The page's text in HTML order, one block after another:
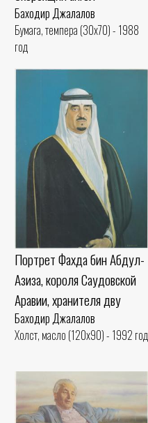
Баходир Джалалов
Бумага, темпера (30x70) - 1988
год
Портрет Фахда бин Абдул-
Азиза, короля Саудовской
Аравии, хранителя дву
Баходир Джалалов
Холст, масло (120x90) - 1992 год